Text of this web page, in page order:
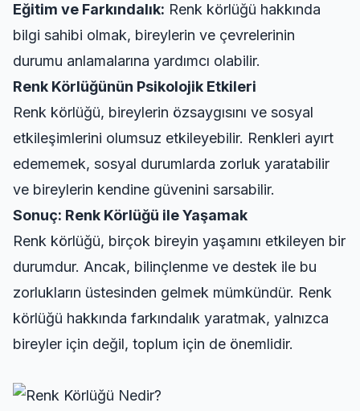
Eğitim ve Farkındalık: Renk körlüğü hakkında
bilgi sahibi olmak, bireylerin ve çevrelerinin
durumu anlamalarına yardımcı olabilir.
Renk Körlüğünün Psikolojik Etkileri
Renk körlüğü, bireylerin özsaygısını ve sosyal
etkileşimlerini olumsuz etkileyebilir. Renkleri ayırt
edememek, sosyal durumlarda zorluk yaratabilir
ve bireylerin kendine güvenini sarsabilir.
Sonuç: Renk Körlüğü ile Yaşamak
Renk körlüğü, birçok bireyin yaşamını etkileyen bir
durumdur. Ancak, bilinçlenme ve destek ile bu
zorlukların üstesinden gelmek mümkündür. Renk
körlüğü hakkında farkındalık yaratmak, yalnızca
bireyler için değil, toplum için de önemlidir.